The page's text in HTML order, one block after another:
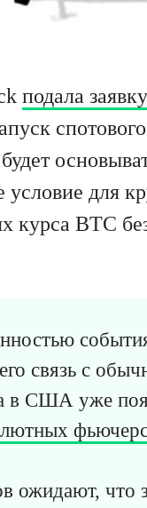
подала заявку
для
курса BTC
связь с
в США уже
что